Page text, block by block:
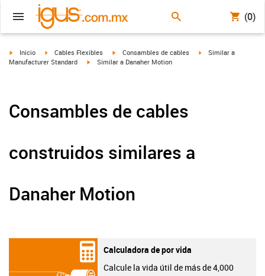
(0)
igus-icon-arrow-right
Inicio igus-icon-arrow-right
Cables Flexibles igus-icon-arrow-right
Consambles de cables igus-icon-arrow-right
Similar a
Manufacturer Standard
igus-icon-arrow-right
Similar a Danaher Motion
Consambles de cables
construidos similares a
Danaher Motion
Calculadora de por vida
Calcule la vida útil de más de 4,000